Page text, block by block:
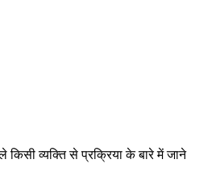
किसी व्यक्ति से प्रक्रिया के बारे में जाने